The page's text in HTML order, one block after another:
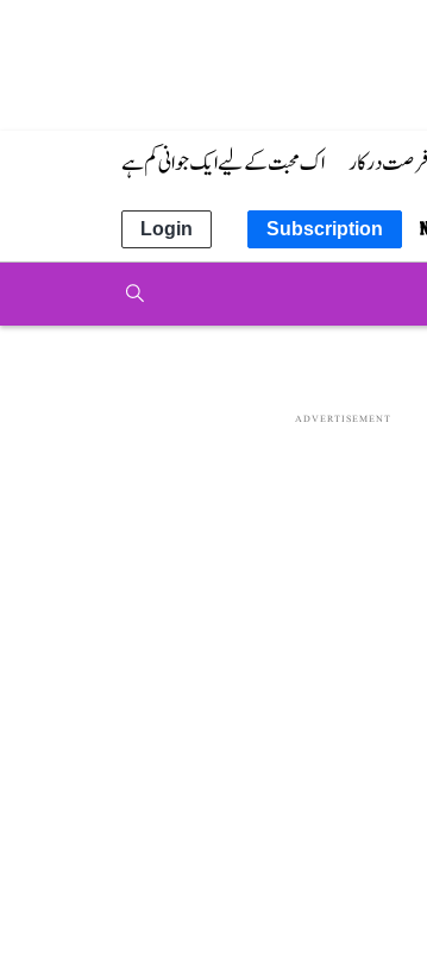
فرصت درکار اک محبت کے لیے ایک جوانی کم ہے
Subscription
Login
ADVERTISEMENT